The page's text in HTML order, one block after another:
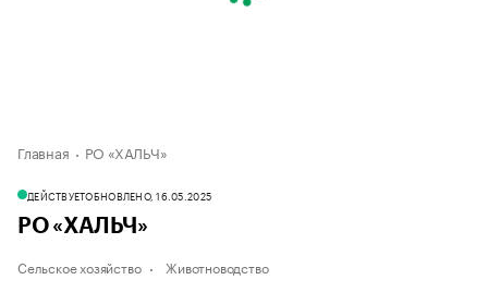
Главная РО «ХАЛЬЧ»
ДЕЙСТВУЕТОБНОВЛЕНО, 16.05.2025
РО «ХАЛЬЧ»
Сельское хозяйство Животноводство